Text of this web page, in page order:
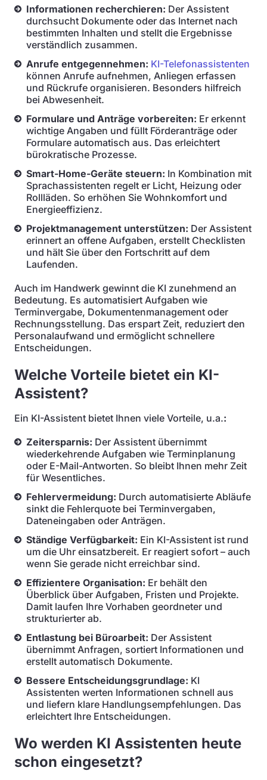
Informationen recherchieren: Der Assistent
durchsucht Dokumente oder das Internet nach
bestimmten Inhalten und stellt die Ergebnisse
verständlich zusammen.
Anrufe entgegennehmen: KI-Telefonassistenten
können Anrufe aufnehmen, Anliegen erfassen
und Rückrufe organisieren. Besonders hilfreich
bei Abwesenheit.
Formulare und Anträge vorbereiten: Er erkennt
wichtige Angaben und füllt Förderanträge oder
Formulare automatisch aus. Das erleichtert
bürokratische Prozesse.
Smart-Home-Geräte steuern: In Kombination mit
Sprachassistenten regelt er Licht, Heizung oder
Rollläden. So erhöhen Sie Wohnkomfort und
Energieeffizienz.
Projektmanagement unterstützen: Der Assistent
erinnert an offene Aufgaben, erstellt Checklisten
und hält Sie über den Fortschritt auf dem
Laufenden.
Auch im Handwerk gewinnt die KI zunehmend an
Bedeutung. Es automatisiert Aufgaben wie
Terminvergabe, Dokumentenmanagement oder
Rechnungsstellung. Das erspart Zeit, reduziert den
Personalaufwand und ermöglicht schnellere
Entscheidungen.
Welche Vorteile bietet ein KI-
Assistent?
Ein KI-Assistent bietet Ihnen viele Vorteile, u.a.:
Zeitersparnis: Der Assistent übernimmt
wiederkehrende Aufgaben wie Terminplanung
oder E-Mail-Antworten. So bleibt Ihnen mehr Zeit
für Wesentliches.
Fehlervermeidung: Durch automatisierte Abläufe
sinkt die Fehlerquote bei Terminvergaben,
Dateneingaben oder Anträgen.
Ständige Verfügbarkeit: Ein KI-Assistent ist rund
um die Uhr einsatzbereit. Er reagiert sofort – auch
wenn Sie gerade nicht erreichbar sind.
Effizientere Organisation: Er behält den
Überblick über Aufgaben, Fristen und Projekte.
Damit laufen Ihre Vorhaben geordneter und
strukturierter ab.
Entlastung bei Büroarbeit: Der Assistent
übernimmt Anfragen, sortiert Informationen und
erstellt automatisch Dokumente.
Bessere Entscheidungsgrundlage: KI
Assistenten werten Informationen schnell aus
und liefern klare Handlungsempfehlungen. Das
erleichtert Ihre Entscheidungen.
Wo werden KI Assistenten heute
schon eingesetzt?